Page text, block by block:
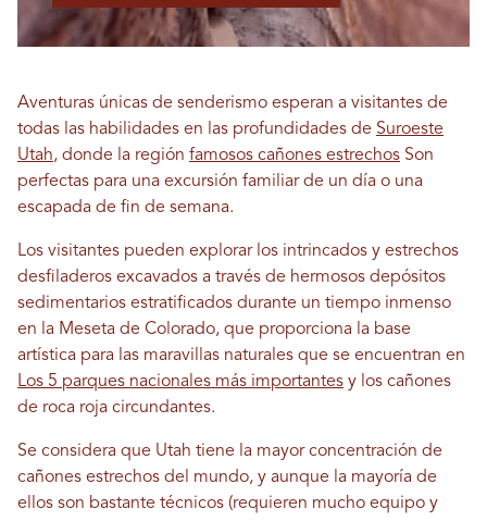
Aventuras únicas de senderismo esperan a visitantes de
todas las habilidades en las profundidades de Suroeste
Utah, donde la región famosos cañones estrechos Son
perfectas para una excursión familiar de un día o una
escapada de fin de semana.
Los visitantes pueden explorar los intrincados y estrechos
desfiladeros excavados a través de hermosos depósitos
sedimentarios estratificados durante un tiempo inmenso
en la Meseta de Colorado, que proporciona la base
artística para las maravillas naturales que se encuentran en
Los 5 parques nacionales más importantes y los cañones
de roca roja circundantes.
Se considera que Utah tiene la mayor concentración de
cañones estrechos del mundo, y aunque la mayoría de
ellos son bastante técnicos (requieren mucho equipo y